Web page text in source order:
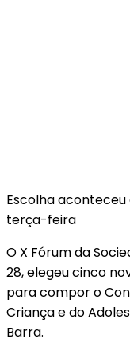
Escolha
terça-feira
O X Fórum da
28, elegeu cinco
para compor o
Criança e do
Barra.